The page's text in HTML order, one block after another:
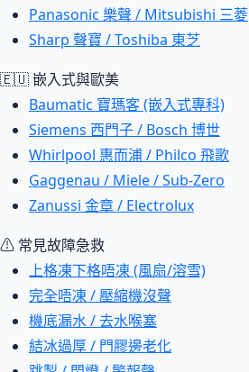
Panasonic 樂聲 / Mitsubishi 三菱
Sharp 聲寶 / Toshiba 東芝
🇪🇺 嵌入式與歐美
Baumatic 寶瑪客 (嵌入式專科)
Siemens 西門子 / Bosch 博世
Whirlpool 惠而浦 / Philco 飛歌
Gaggenau / Miele / Sub-Zero
Zanussi 金章 / Electrolux
⚠ 常見故障急救
上格凍下格唔凍 (風扇/溶雪)
完全唔凍 / 壓縮機沒聲
機底漏水 / 去水喉塞
結冰過厚 / 門膠邊老化